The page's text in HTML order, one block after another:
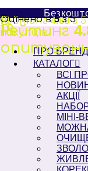
до
вмісту
ПРО БРЕНД
КАТАЛОГ
ВСІ
АКЦІЇ
МІНІ-
Рейтинг
18
Рейтинг
18
Рейтинг4.89з 5
18
покупців
Оцінено в5з 5